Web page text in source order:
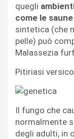
quegli
come le saune
sintetica (che
pelle) può
Malassezia
Pitiriasi
Il fungo che
normalmente
degli adulti, in